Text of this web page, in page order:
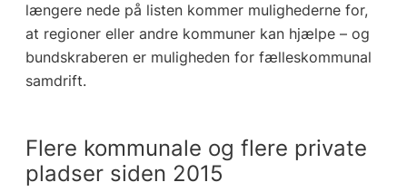
længere nede på listen kommer mulighederne for,
at regioner eller andre kommuner kan hjælpe – og
bundskraberen er muligheden for fælleskommunal
samdrift.
Flere kommunale og flere private
pladser siden 2015